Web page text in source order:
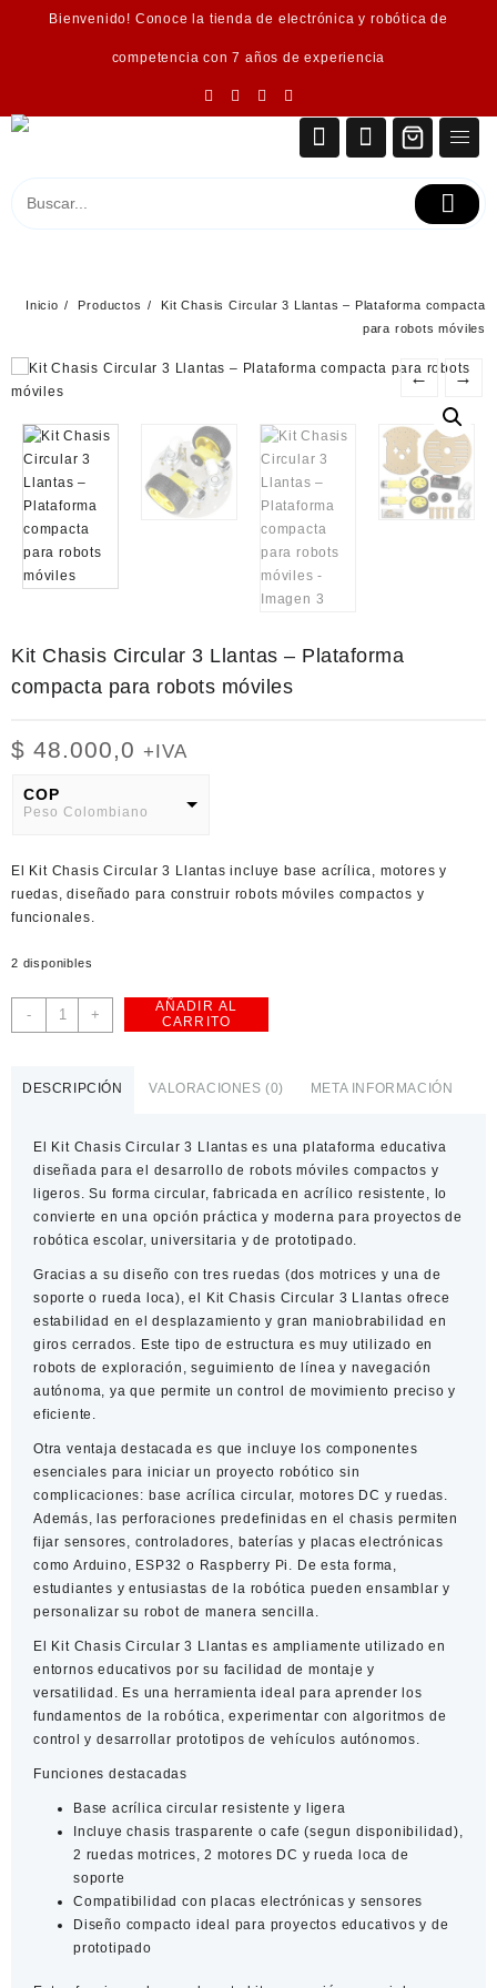
Bienvenido! Conoce la tienda de electrónica y robótica de
competencia con 7 años de experiencia
Inicio Productos
Kit Chasis Circular 3 Llantas – Plataforma compacta
para robots móviles
← →
Kit Chasis Circular 3 Llantas – Plataforma
compacta para robots móviles
$ 48.000,0 +IVA
COP
Peso Colombiano
American Dollar
El Kit Chasis Circular 3 Llantas incluye base acrílica, motores y
ruedas, diseñado para construir robots móviles compactos y
funcionales.
2 disponibles
-
Kit
Chasis
Plataforma
compacta
para
robots
móviles
+
AÑADIR AL
CARRITO
DESCRIPCIÓN VALORACIONES (0) META INFORMACIÓN
El Kit Chasis Circular 3 Llantas es una plataforma educativa
diseñada para el desarrollo de robots móviles compactos y
ligeros. Su forma circular, fabricada en acrílico resistente, lo
convierte en una opción práctica y moderna para proyectos de
robótica escolar, universitaria y de prototipado.
Gracias a su diseño con tres ruedas (dos motrices y una de
soporte o rueda loca), el Kit Chasis Circular 3 Llantas ofrece
estabilidad en el desplazamiento y gran maniobrabilidad en
giros cerrados. Este tipo de estructura es muy utilizado en
robots de exploración, seguimiento de línea y navegación
autónoma, ya que permite un control de movimiento preciso y
eficiente.
Otra ventaja destacada es que incluye los componentes
esenciales para iniciar un proyecto robótico sin
complicaciones: base acrílica circular, motores DC y ruedas.
Además, las perforaciones predefinidas en el chasis permiten
fijar sensores, controladores, baterías y placas electrónicas
como Arduino, ESP32 o Raspberry Pi. De esta forma,
estudiantes y entusiastas de la robótica pueden ensamblar y
personalizar su robot de manera sencilla.
El Kit Chasis Circular 3 Llantas es ampliamente utilizado en
entornos educativos por su facilidad de montaje y
versatilidad. Es una herramienta ideal para aprender los
fundamentos de la robótica, experimentar con algoritmos de
control y desarrollar prototipos de vehículos autónomos.
Funciones destacadas
Base acrílica circular resistente y ligera
Incluye chasis trasparente o cafe (segun disponibilidad),
2 ruedas motrices, 2 motores DC y rueda loca de
soporte
Compatibilidad con placas electrónicas y sensores
Diseño compacto ideal para proyectos educativos y de
prototipado